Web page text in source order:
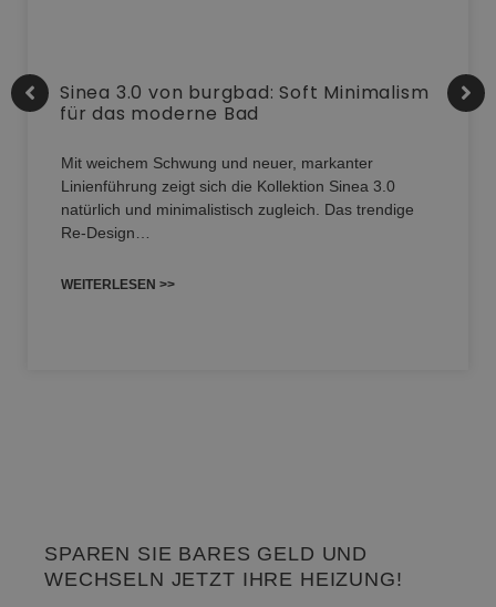
Sinea 3.0 von burgbad: Soft Minimalism
für das moderne Bad
Mit weichem Schwung und neuer, markanter
Linienführung zeigt sich die Kollektion Sinea 3.0
natürlich und minimalistisch zugleich. Das trendige
Re-Design…
WEITERLESEN >>
SPAREN SIE BARES GELD UND
WECHSELN JETZT IHRE HEIZUNG!